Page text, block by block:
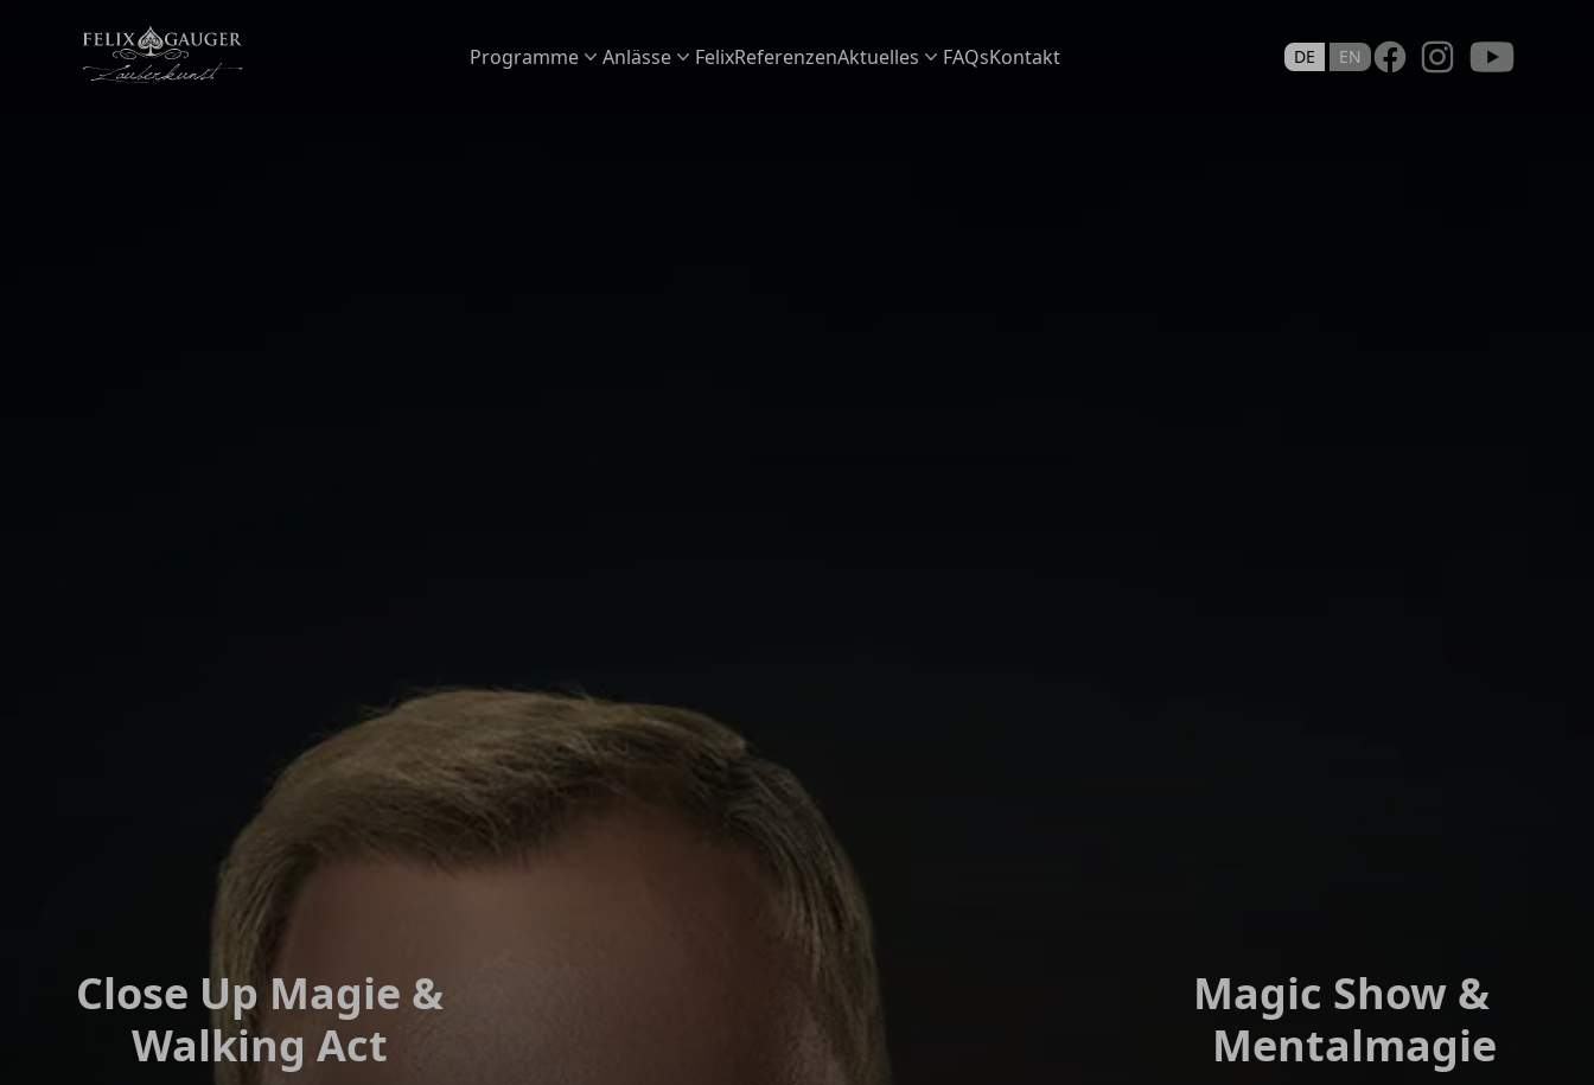
Felix Gauger
Programme
Zauberworkshops
Zauberworkshop für Mitarbeiterevents
Anlässe FelixReferenzenAktuelles FAQsKontakt DE EN Youtube
Close Up Magie &
Walking Act
Magic Show &
Mentalmagie